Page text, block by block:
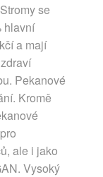
se
hlavní
a mají
Pekanové
Kromě
ale i jako
Vysoký